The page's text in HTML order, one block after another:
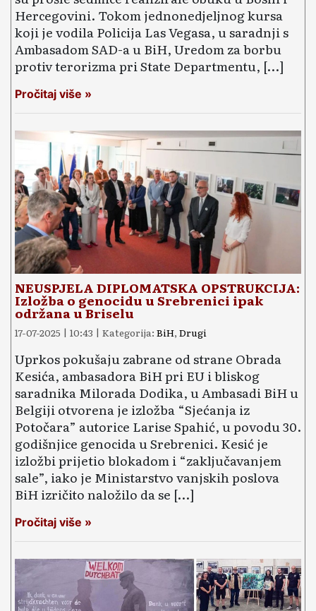
Hercegovini. Tokom jednonedjeljnog kursa
koji je vodila Policija Las Vegasa, u saradnji s
Ambasadom SAD-a u BiH, Uredom za borbu
protiv terorizma pri State Departmentu, […]
Pročitaj više »
NEUSPJELA DIPLOMATSKA OPSTRUKCIJA:
Izložba o genocidu u Srebrenici ipak
održana u Briselu
17-07-2025 | 10:43 | Kategorija: BiH, Drugi
Uprkos pokušaju zabrane od strane Obrada
Kesića, ambasadora BiH pri EU i bliskog
saradnika Milorada Dodika, u Ambasadi BiH u
Belgiji otvorena je izložba “Sjećanja iz
Potočara” autorice Larise Spahić, u povodu 30.
godišnjice genocida u Srebrenici. Kesić je
izložbi prijetio blokadom i “zaključavanjem
sale”, iako je Ministarstvo vanjskih poslova
BiH izričito naložilo da se […]
Pročitaj više »